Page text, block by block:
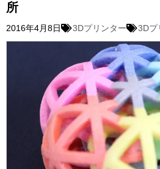
所
2016年4月8日 3Dプリンター 3Dプ